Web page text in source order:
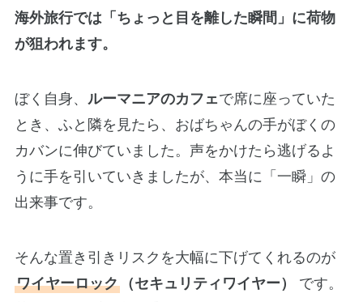
海外旅行では「ちょっと目を離した瞬間」に荷物
が狙われます。
ぼく自身、 ルーマニアのカフェで席に座っていた
とき、ふと隣を見たら、おばちゃんの手がぼくの
カバンに伸びていました。声をかけたら逃げるよ
うに手を引いていきましたが、本当に「一瞬」の
出来事です。
そんな置き引きリスクを大幅に下げてくれるのが
ワイヤーロック（セキュリティワイヤー）
です。